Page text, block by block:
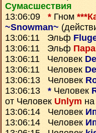
Сумаcшествия
13:06:09 * Гном
~Snowman~
13:06:11 Эльф
13:06:11 Эльф
13:06:11 Человек
13:06:11 Человек
13:06:13 Человек
13:06:13 * Человек
от Человек Unlym на
13:06:14 Человек
13:06:14 Человек